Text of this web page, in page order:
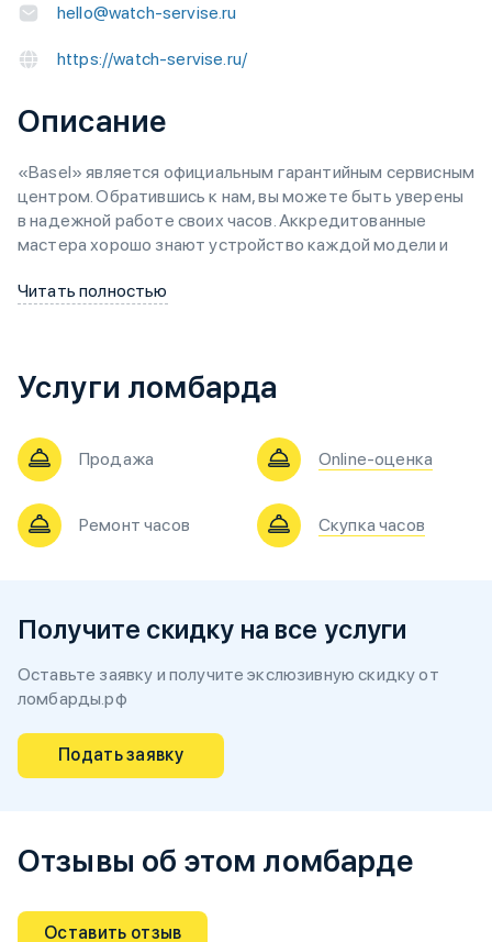
hello@watch-servise.ru
https://watch-servise.ru/
Описание
«Basel» является официальным гарантийным сервисным
центром. Обратившись к нам, вы можете быть уверены
в надежной работе своих часов. Аккредитованные
мастера хорошо знают устройство каждой модели и
разумные сроки. Мы работаем только с оригинальными
Читать полностью
Услуги ломбарда
Продажа Online-оценка
Ремонт часов Скупка часов
Получите скидку на все услуги
Оставьте заявку и получите экслюзивную скидку от
ломбарды.рф
Подать заявку
Отзывы об этом ломбарде
Оставить отзыв